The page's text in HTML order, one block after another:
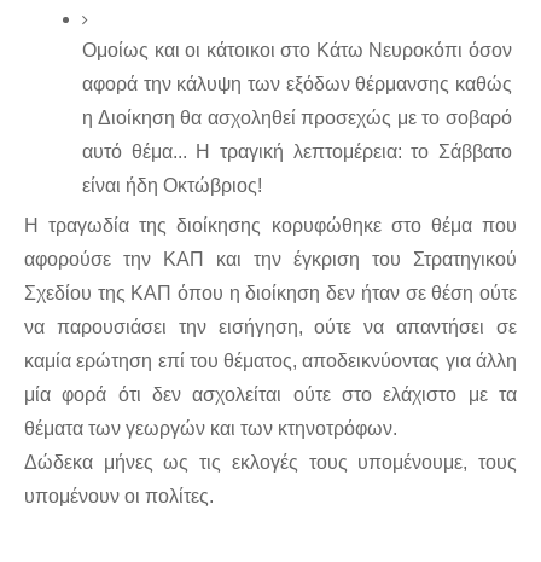
Ομοίως και οι κάτοικοι στο Κάτω Νευροκόπι όσον
αφορά την κάλυψη των εξόδων θέρμανσης καθώς
η Διοίκηση θα ασχοληθεί προσεχώς με το σοβαρό
αυτό θέμα... Η τραγική λεπτομέρεια: το Σάββατο
είναι ήδη Οκτώβριος!
Η τραγωδία της διοίκησης κορυφώθηκε στο θέμα που
αφορούσε την ΚΑΠ και την έγκριση του Στρατηγικού
Σχεδίου της ΚΑΠ όπου η διοίκηση δεν ήταν σε θέση ούτε
να παρουσιάσει την εισήγηση, ούτε να απαντήσει σε
καμία ερώτηση επί του θέματος, αποδεικνύοντας για άλλη
μία φορά ότι δεν ασχολείται ούτε στο ελάχιστο με τα
θέματα των γεωργών και των κτηνοτρόφων.
Δώδεκα μήνες ως τις εκλογές τους υπομένουμε, τους
υπομένουν οι πολίτες.